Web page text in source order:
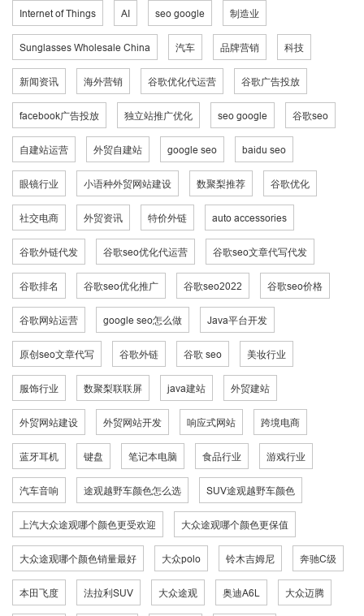
Internet of Things AI seo google 制造业
Sunglasses Wholesale China 汽车 品牌营销 科技
新闻资讯 海外营销 谷歌优化代运营 谷歌广告投放
facebook广告投放 独立站推广优化 seo google 谷歌seo
自建站运营 外贸自建站 google seo baidu seo
眼镜行业 小语种外贸网站建设 数聚梨推荐 谷歌优化
社交电商 外贸资讯 特价外链 auto accessories
谷歌外链代发 谷歌seo优化代运营 谷歌seo文章代写代发
谷歌排名 谷歌seo优化推广 谷歌seo2022 谷歌seo价格
谷歌网站运营 google seo怎么做 Java平台开发
原创seo文章代写 谷歌外链 谷歌 seo 美妆行业
服饰行业 数聚梨联联屏 java建站 外贸建站
外贸网站建设 外贸网站开发 响应式网站 跨境电商
蓝牙耳机 键盘 笔记本电脑 食品行业 游戏行业
汽车音响 途观越野车颜色怎么选 SUV途观越野车颜色
上汽大众途观哪个颜色更受欢迎 大众途观哪个颜色更保值
大众途观哪个颜色销量最好 大众polo 铃木吉姆尼 奔驰C级
本田飞度 法拉利SUV 大众途观 奥迪A6L 大众迈腾